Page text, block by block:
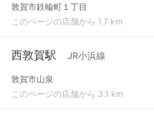
敦賀市鉄輪町１丁目
このページの店舗から 1.7 km
西敦賀駅 JR小浜線
敦賀市山泉
このページの店舗から 3.1 km